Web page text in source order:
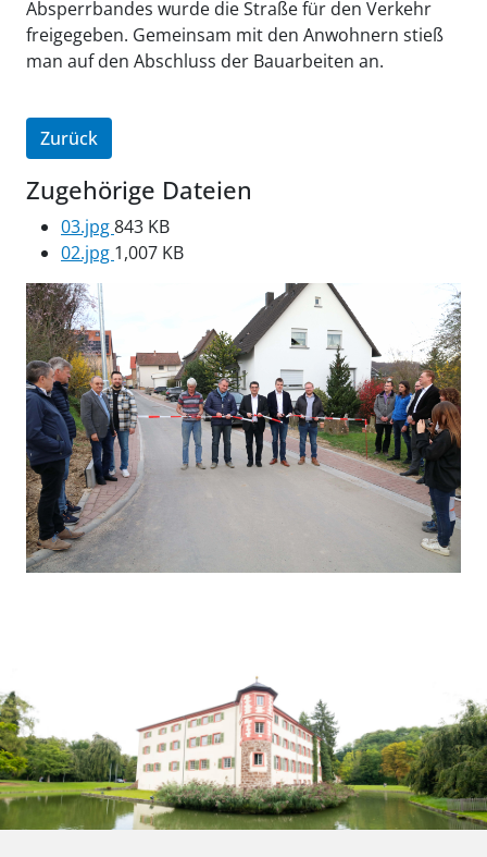
Absperrbandes wurde die Straße für den Verkehr
freigegeben. Gemeinsam mit den Anwohnern stieß
man auf den Abschluss der Bauarbeiten an.
Zurück
Zugehörige Dateien
03.jpg843 KB
02.jpg 1,007 KB